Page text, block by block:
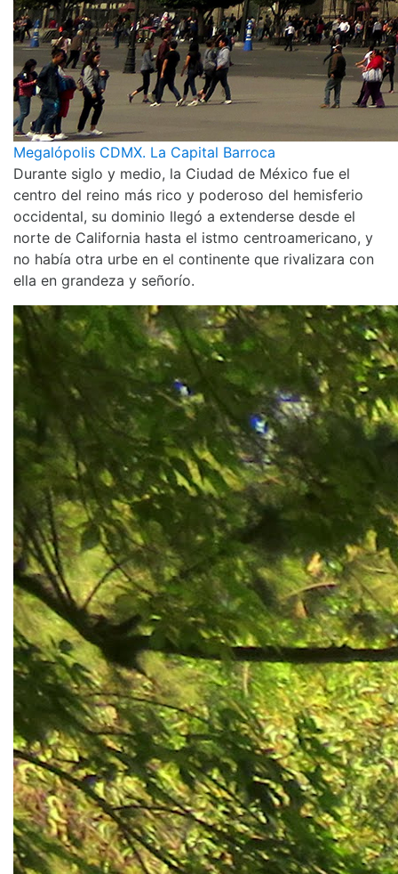
Megalópolis CDMX. La Capital Barroca
Durante siglo y medio, la Ciudad de México fue el
centro del reino más rico y poderoso del hemisferio
occidental, su dominio llegó a extenderse desde el
norte de California hasta el istmo centroamericano, y
no había otra urbe en el continente que rivalizara con
ella en grandeza y señorío.